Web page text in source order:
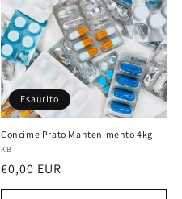
Esaurito
Concime Prato Mantenimento 4kg
Fornitore:
KB
Prezzo
di
€0,00 EUR